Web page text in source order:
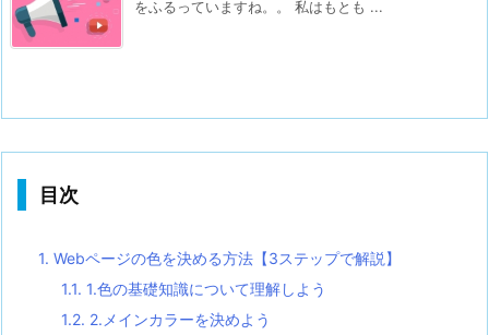
をふるっていますね。。 私はもとも ...
目次
1. Webページの色を決める方法【3ステップで解説】
1.1. 1.色の基礎知識について理解しよう
1.2. 2.メインカラーを決めよう